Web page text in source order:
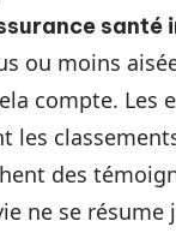
santé
ou moins
compte. Les
les
des
ne se résume